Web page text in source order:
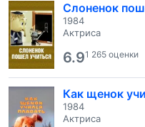
Слоненок
1984
Актриса
6.91 265 оценки
Как щенок
1984
Актриса